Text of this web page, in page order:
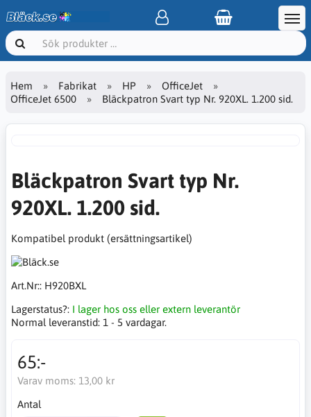
Hem Fabrikat HP
OfficeJet
OfficeJet 6500
Bläckpatron Svart typ Nr. 920XL. 1.200 sid.
Bläckpatron Svart typ Nr.
920XL. 1.200 sid.
Kompatibel produkt (ersättningsartikel)
Art.Nr:: H920BXL
Lagerstatus?: I lager hos oss eller extern leverantör
Normal leveranstid: 1 - 5 vardagar.
65:-
Varav moms: 13,00 kr
Antal